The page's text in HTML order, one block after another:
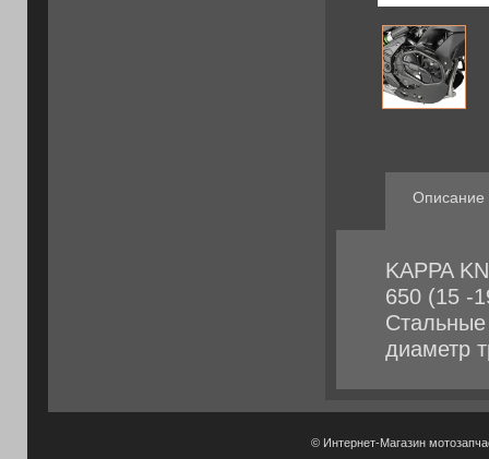
Описание
KAPPA
650 (15 -
Стальные
диаметр
© Интернет-Магазин